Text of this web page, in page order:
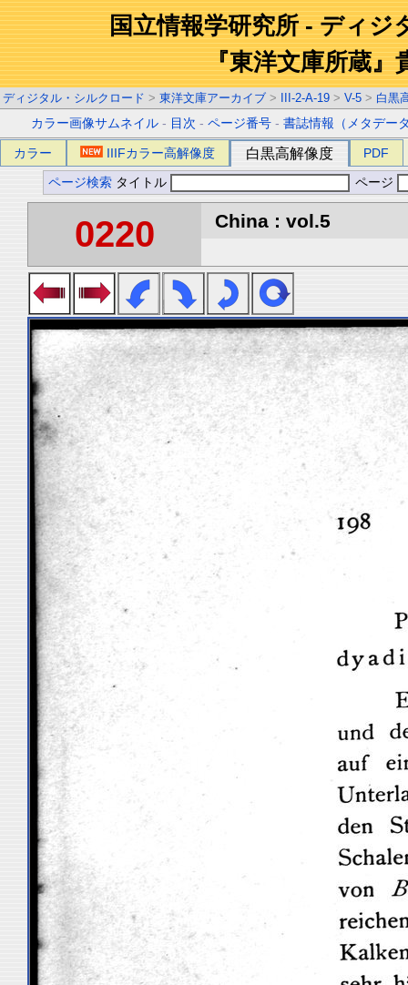
国立情報学研究所 - ディジ
『東洋文庫所蔵』
ディジタル・シルクロード > 東洋文庫アーカイブ > III-2-A-19 > V-5 > 白黒
カラー画像サムネイル - 目次 -ページ番号 -書誌情報（メタデー
カラー IIIFカラー高解像度 白黒高解像度 PDF
ページ検索 タイトル ページ
0220 China : vol.5